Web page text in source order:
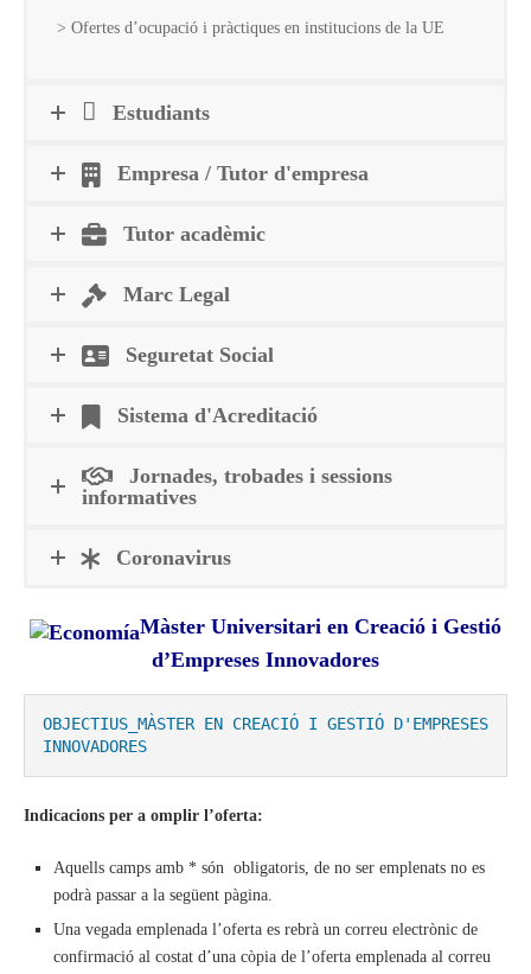
> Ofertes d’ocupació i pràctiques en institucions de la UE
Estudiants
Empresa / Tutor d'empresa
Tutor acadèmic
Marc Legal
Seguretat Social
Sistema d'Acreditació
Jornades, trobades i sessions
informatives
Coronavirus
Màster Universitari en Creació i Gestió
d’Empreses Innovadores
OBJECTIUS_MÀSTER EN CREACIÓ I GESTIÓ D'EMPRESES
INNOVADORES
Indicacions per a omplir l’oferta:
Aquells camps amb * són obligatoris, de no ser emplenats no es
podrà passar a la següent pàgina.
Una vegada emplenada l’oferta es rebrà un correu electrònic de
confirmació al costat d’una còpia de l’oferta emplenada al correu